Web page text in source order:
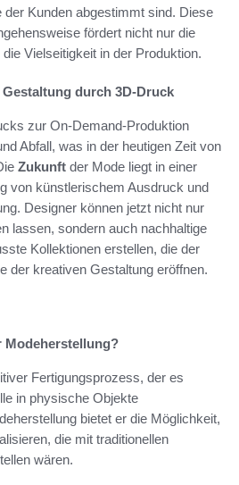
Kunden abgestimmt sind. Diese
fördert nicht nur die
Vielseitigkeit in der Produktion.
durch 3D-Druck
zur On-Demand-Produktion
Abfall, was in der heutigen Zeit von
Zukunft der Mode liegt in einer
von künstlerischem Ausdruck und
Designer können jetzt nicht nur
lassen, sondern auch nachhaltige
Kollektionen erstellen, die der
der kreativen Gestaltung eröffnen.
Modeherstellung?
Fertigungsprozess, der es
in physische Objekte
bietet er die Möglichkeit,
die mit traditionellen
wären.